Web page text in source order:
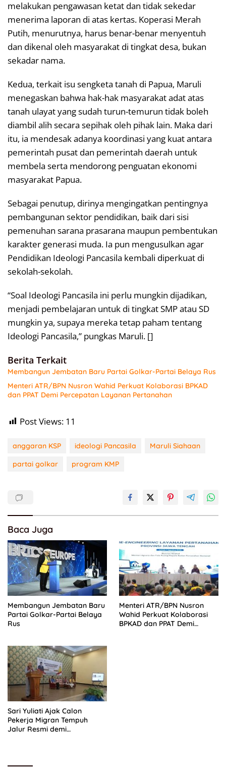
melakukan pengawasan ketat dan tidak sekedar
menerima laporan di atas kertas. Koperasi Merah
Putih, menurutnya, harus benar-benar menyentuh
dan dikenal oleh masyarakat di tingkat desa, bukan
sekadar nama.
Kedua, terkait isu sengketa tanah di Papua, Maruli
menegaskan bahwa hak-hak masyarakat adat atas
tanah ulayat yang sudah turun-temurun tidak boleh
diambil alih secara sepihak oleh pihak lain. Maka dari
itu, ia mendesak adanya koordinasi yang kuat antara
pemerintah pusat dan pemerintah daerah untuk
membela serta mendorong penguatan ekonomi
masyarakat Papua.
Sebagai penutup, dirinya mengingatkan pentingnya
pembangunan sektor pendidikan, baik dari sisi
pemenuhan sarana prasarana maupun pembentukan
karakter generasi muda. Ia pun mengusulkan agar
Pendidikan Ideologi Pancasila kembali diperkuat di
sekolah-sekolah.
“Soal Ideologi Pancasila ini perlu mungkin dijadikan,
menjadi pembelajaran untuk di tingkat SMP atau SD
mungkin ya, supaya mereka tetap paham tentang
Ideologi Pancasila,” pungkas Maruli. []
Berita Terkait
Membangun Jembatan Baru Partai Golkar-Partai Belaya Rus
Menteri ATR/BPN Nusron Wahid Perkuat Kolaborasi BPKAD
dan PPAT Demi Percepatan Layanan Pertanahan
Post Views: 11
anggaran KSP ideologi Pancasila
Maruli Siahaan
partai golkar
program KMP
Baca Juga
Membangun Jembatan Baru
Partai Golkar-Partai Belaya
Rus
Menteri ATR/BPN Nusron
Wahid Perkuat Kolaborasi
BPKAD dan PPAT Demi
Sari Yuliati Ajak Calon
Pekerja Migran Tempuh
Jalur Resmi demi